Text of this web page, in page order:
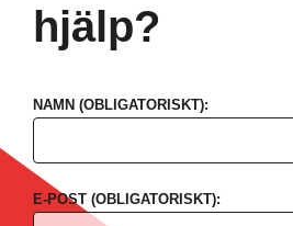
hjälp?
NAMN (OBLIGATORISKT):
E-POST (OBLIGATORISKT):